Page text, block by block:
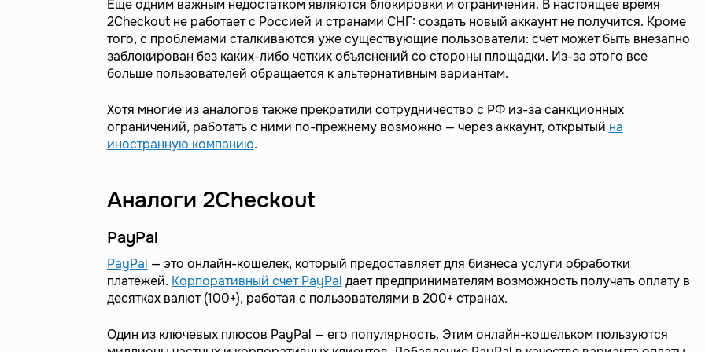
Еще одним важным недостатком являются блокировки и ограничения. В настоящее время
2Checkout не работает с Россией и странами СНГ: создать новый аккаунт не получится. Кроме
того, с проблемами сталкиваются уже существующие пользователи: счет может быть внезапно
заблокирован без каких-либо четких объяснений со стороны площадки. Из-за этого все
больше пользователей обращается к альтернативным вариантам.
Хотя многие из аналогов также прекратили сотрудничество с РФ из-за санкционных
ограничений, работать с ними по-прежнему возможно — через аккаунт, открытый на
иностранную компанию.
Аналоги 2Checkout
PayPal
PayPal — это онлайн-кошелек, который предоставляет для бизнеса услуги обработки
платежей. Корпоративный счет PayPal дает предпринимателям возможность получать оплату в
десятках валют (100+), работая с пользователями в 200+ странах.
Один из ключевых плюсов PayPal — его популярность. Этим онлайн-кошельком пользуются